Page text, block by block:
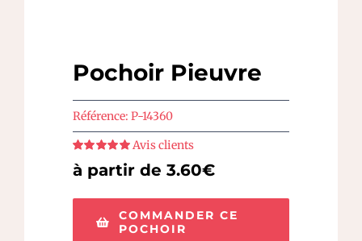
Pochoir Pieuvre
Référence: P-14360
Note sur 5
Avis clients
à partir de 3.60€
COMMANDER CE
POCHOIR